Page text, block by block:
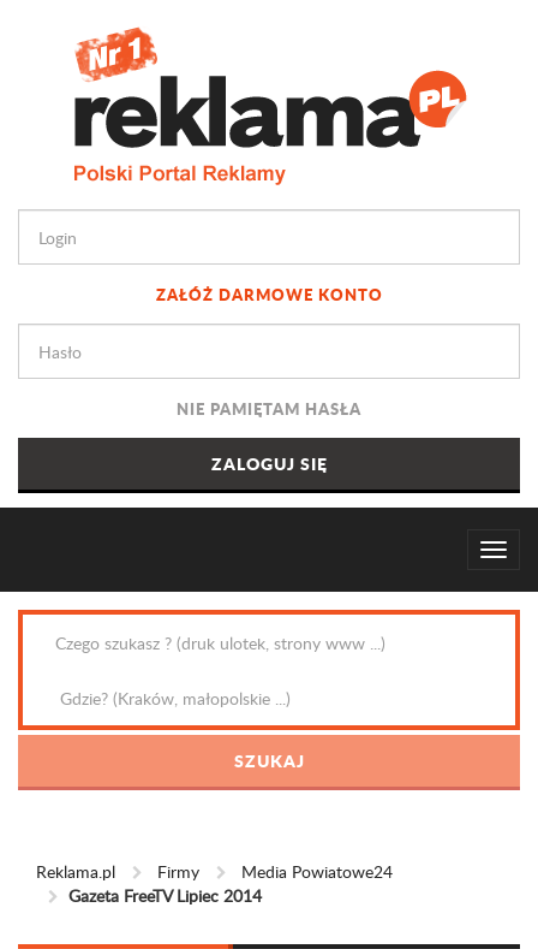
ZAŁÓŻ DARMOWE KONTO
NIE PAMIĘTAM HASŁA
Reklama.pl Firmy
Media Powiatowe24
Gazeta FreeTV Lipiec 2014